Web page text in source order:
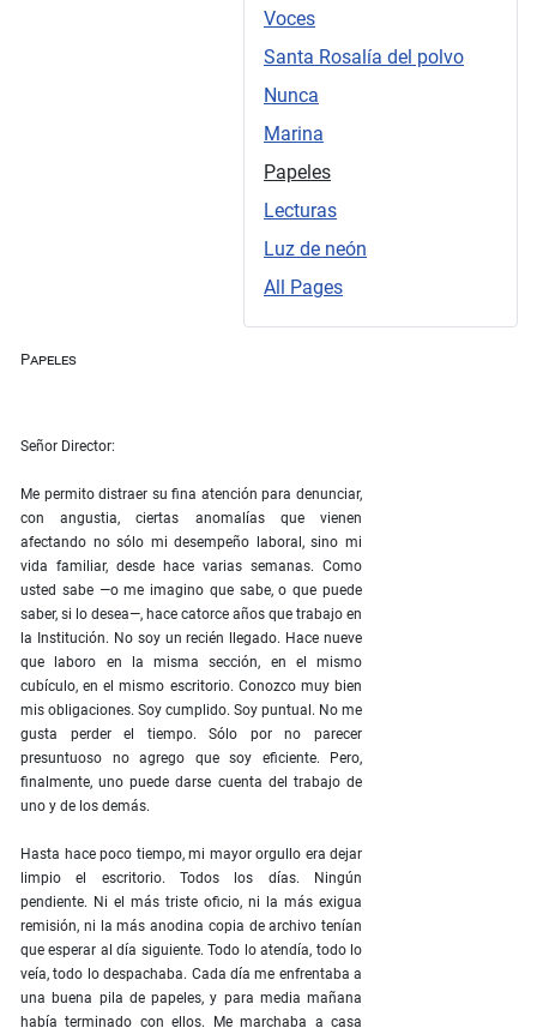
Voces
Santa Rosalía del polvo
Nunca
Marina
Papeles
Lecturas
Luz de neón
All Pages
Papeles
Señor Director:
Me permito distraer su fina atención para denunciar,
con angustia, ciertas anomalías que vienen
afectando no sólo mi desempeño laboral, sino mi
vida familiar, desde hace varias semanas. Como
usted sabe —o me imagino que sabe, o que puede
saber, si lo desea—, hace catorce años que trabajo en
la Institución. No soy un recién llegado. Hace nueve
que laboro en la misma sección, en el mismo
cubículo, en el mismo escritorio. Conozco muy bien
mis obligaciones. Soy cumplido. Soy puntual. No me
gusta perder el tiempo. Sólo por no parecer
presuntuoso no agrego que soy eficiente. Pero,
finalmente, uno puede darse cuenta del trabajo de
uno y de los demás.
Hasta hace poco tiempo, mi mayor orgullo era dejar
limpio el escritorio. Todos los días. Ningún
pendiente. Ni el más triste oficio, ni la más exigua
remisión, ni la más anodina copia de archivo tenían
que esperar al día siguiente. Todo lo atendía, todo lo
veía, todo lo despachaba. Cada día me enfrentaba a
una buena pila de papeles, y para media mañana
había terminado con ellos. Me marchaba a casa